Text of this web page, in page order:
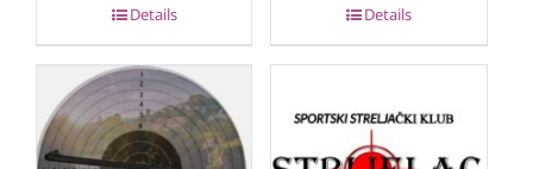
Details Details